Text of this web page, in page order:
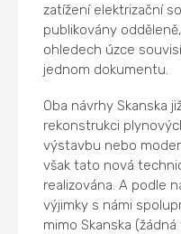
zatížení elektrizační
publikovány
ohledech úzce
jednom dokumentu.
Oba návrhy Skanska
rekonstrukci
výstavbu nebo
však tato nová
realizována. A podle
výjimky s námi
mimo Skanska